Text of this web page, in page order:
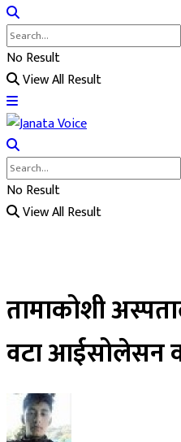
No Result
View All Result
No Result
View All Result
तामाकोशी
वटा आईसोलेसन